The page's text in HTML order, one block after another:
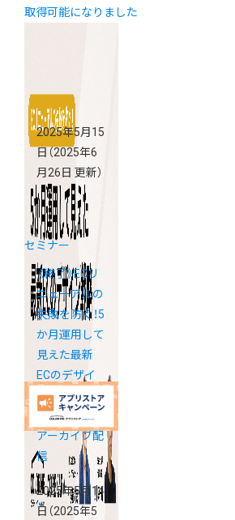
取得可能になりました
2025年5月15
日 （2025年6
月26日 更新）
セミナー
《終了》ECリ
ニューアルの
失敗を防ぐ！5
か月運用して
見えた最新
ECのデザイ
ン戦略オンラ
インセミナー
アーカイブ配
信
2025年5月14
日 （2025年5